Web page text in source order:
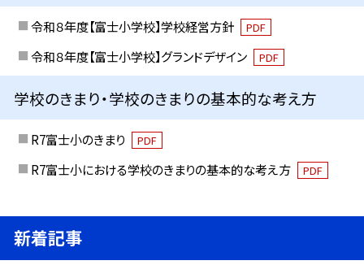
令和８年度【富士小学校】学校経営方針 PDF
令和８年度【富士小学校】グランドデザイン PDF
学校のきまり・学校のきまりの基本的な考え方
R7富士小のきまり PDF
R7富士小における学校のきまりの基本的な考え方 PDF
新着記事